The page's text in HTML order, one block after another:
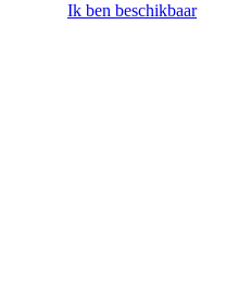
Ik ben beschikbaar